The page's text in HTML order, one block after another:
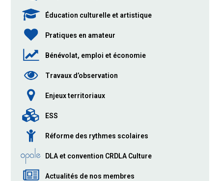
Éducation culturelle et artistique
Pratiques en amateur
Bénévolat, emploi et économie
Travaux d’observation
Enjeux territoriaux
ESS
Réforme des rythmes scolaires
DLA et convention CRDLA Culture
Actualités de nos membres